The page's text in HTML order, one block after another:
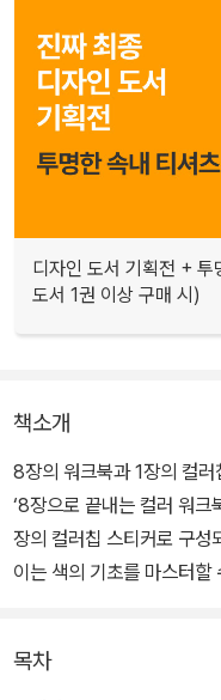
디자인 도서 기획전 +
도서 1권 이상 구매 시)
책소개
8장의 워크북과 1장의 컬
‘8장으로 끝내는 컬러 워크
장의 컬러칩 스티커로 구성
이는 색의 기초를 마스터할
목차